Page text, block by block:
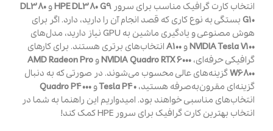
انتخاب کارت گرافیک مناسب برای سرور HPE DL380 G9و DL380
G10 بستگی به نوع کاری که قصد انجام آن را دارید، دارد. اگر برای
هوش مصنوعی و یادگیری ماشین به GPU نیاز دارید، مدل‌های
NVIDIA Tesla V100و A100 انتخاب‌های برتری هستند. برای کارهای
گرافیکی حرفه‌ای، NVIDIA Quadro RTX 6000و AMD Radeon Pro
W6800گزینه‌های عالی محسوب می‌شوند. در صورتی که به دنبال
گزینه‌ای مقرون‌به‌صرفه هستید، Tesla P40و Quadro P4000
انتخاب‌های مناسبی خواهند بود. امیدواریم این راهنما به شما در
انتخاب بهترین کارت گرافیک برای سرور HPE کمک کند!